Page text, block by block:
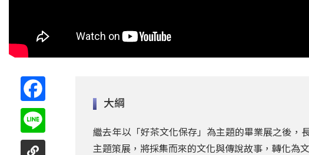
大綱
繼去年以「好茶文化保存」為主題的畢業展之後，
主題策展，將採集而來的文化與傳說故事，轉化為